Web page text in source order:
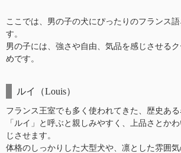
ここでは、男の子の犬にぴったりのフランス
す。
男の子には、強さや自由、気品を感じさせる
めです。
ルイ（Louis）
フランス王室でも多く使われてきた、歴史ある
「ルイ」と呼ぶと親しみやすく、上品さとか
じさせます。
体格のしっかりした大型犬や、凛とした雰囲